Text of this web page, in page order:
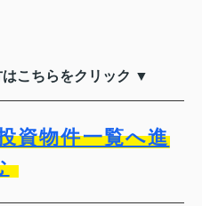
こちらをクリック ▼
資物件一覧へ進